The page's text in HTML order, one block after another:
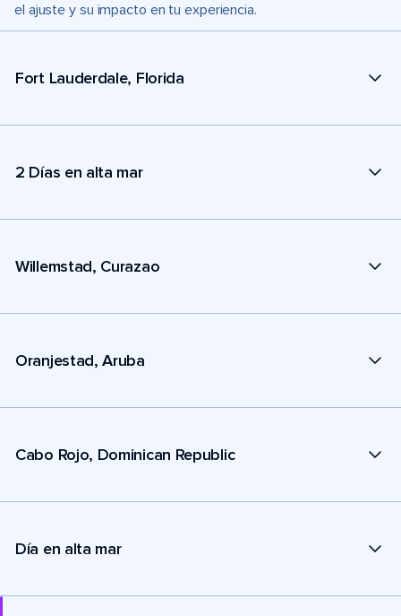
el ajuste y su impacto en tu experiencia.
Fort Lauderdale, Florida
2 Días en alta mar
Willemstad, Curazao
Oranjestad, Aruba
Cabo Rojo, Dominican Republic
Día en alta mar